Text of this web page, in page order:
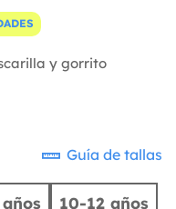
y gorrito
Guía de tallas
10-12 años